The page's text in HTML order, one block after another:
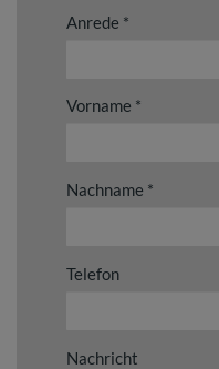
Anrede
Vorname
Nachname
Telefon
Nachricht